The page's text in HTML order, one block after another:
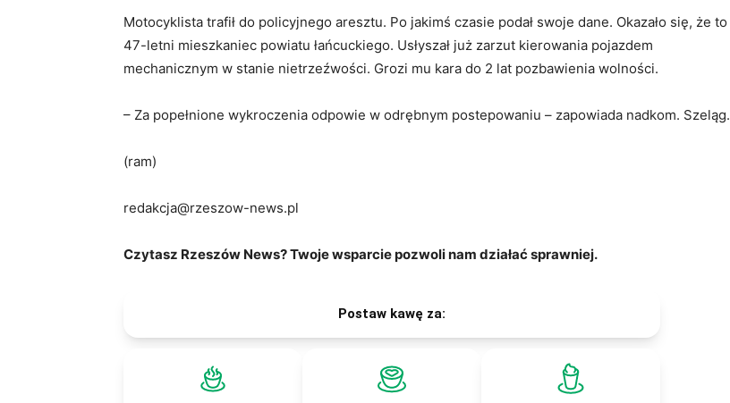
Motocyklista trafił do policyjnego aresztu. Po jakimś czasie podał swoje dane. Okazało się, że to
47-letni mieszkaniec powiatu łańcuckiego. Usłyszał już zarzut kierowania pojazdem
mechanicznym w stanie nietrzeźwości. Grozi mu kara do 2 lat pozbawienia wolności.
– Za popełnione wykroczenia odpowie w odrębnym postepowaniu – zapowiada nadkom. Szeląg.
(ram)
redakcja@rzeszow-news.pl
Czytasz Rzeszów News? Twoje wsparcie pozwoli nam działać sprawniej.
Postaw kawę za: